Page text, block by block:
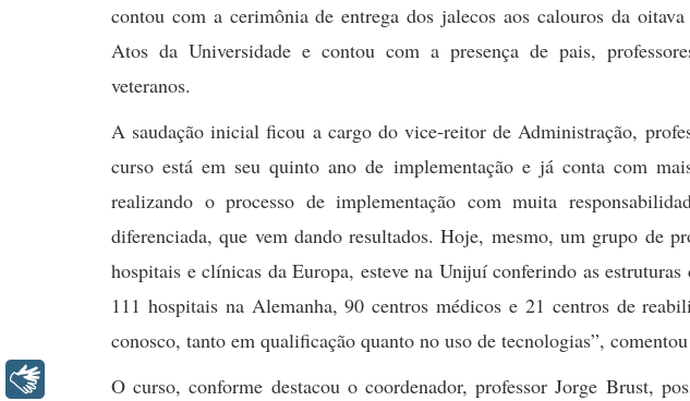
contou com a cerimônia de entrega dos jalecos aos calouros da
Atos da Universidade e contou com a presença de pais,
veteranos.
A saudação inicial ficou a cargo do vice-reitor de Administração,
curso está em seu quinto ano de implementação e já conta com
realizando o processo de implementação com muita
diferenciada, que vem dando resultados. Hoje, mesmo, um grupo de
hospitais e clínicas da Europa, esteve na Unijuí conferindo as
111 hospitais na Alemanha, 90 centros médicos e 21 centros de
conosco, tanto em qualificação quanto no uso de tecnologias”,
O curso, conforme destacou o coordenador, professor Jorge Brust,
Libras